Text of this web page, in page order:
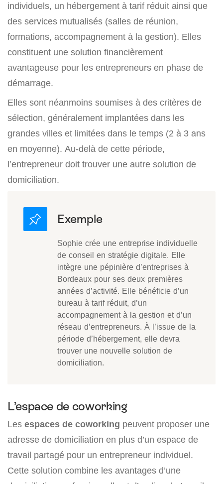
individuels, un hébergement à tarif réduit ainsi que
des services mutualisés (salles de réunion,
formations, accompagnement à la gestion). Elles
constituent une solution financièrement
avantageuse pour les entrepreneurs en phase de
démarrage.
Elles sont néanmoins soumises à des critères de
sélection, généralement implantées dans les
grandes villes et limitées dans le temps (2 à 3 ans
en moyenne). Au-delà de cette période,
l’entrepreneur doit trouver une autre solution de
domiciliation.
Sophie crée une entreprise individuelle
de conseil en stratégie digitale. Elle
intègre une pépinière d’entreprises à
Bordeaux pour ses deux premières
années d’activité. Elle bénéficie d’un
bureau à tarif réduit, d’un
accompagnement à la gestion et d’un
réseau d’entrepreneurs. À l’issue de la
période d’hébergement, elle devra
trouver une nouvelle solution de
domiciliation.
L’espace de coworking
Les espaces de coworking peuvent proposer une
adresse de domiciliation en plus d’un espace de
travail partagé pour un entrepreneur individuel.
Cette solution combine les avantages d’une